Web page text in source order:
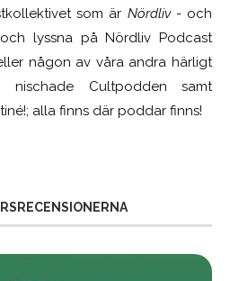
som är Nördliv- och
lyssna på Nördliv Podcast
någon av våra andra härligt
Cultpodden samt
alla finns där poddar finns!